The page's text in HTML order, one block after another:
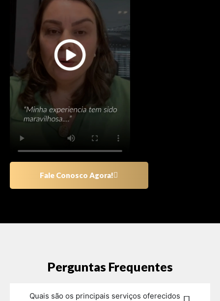
Fale Conosco Agora!
Perguntas Frequentes
Quais são os principais serviços oferecidos